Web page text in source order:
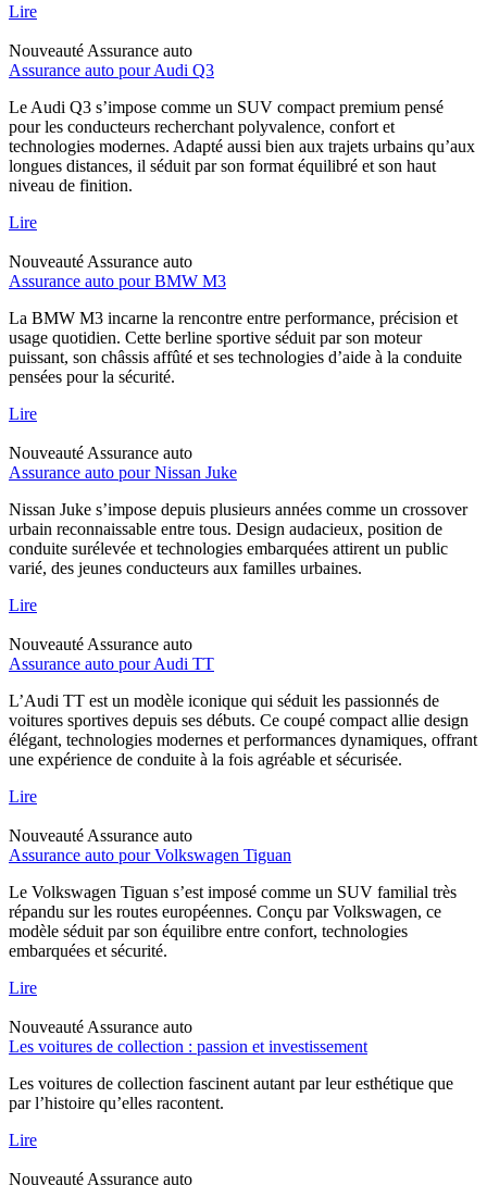
Lire
Nouveauté Assurance auto
Assurance auto pour Audi Q3
Le Audi Q3 s’impose comme un SUV compact premium pensé
pour les conducteurs recherchant polyvalence, confort et
technologies modernes. Adapté aussi bien aux trajets urbains qu’aux
longues distances, il séduit par son format équilibré et son haut
niveau de finition.
Lire
Nouveauté Assurance auto
Assurance auto pour BMW M3
La BMW M3 incarne la rencontre entre performance, précision et
usage quotidien. Cette berline sportive séduit par son moteur
puissant, son châssis affûté et ses technologies d’aide à la conduite
pensées pour la sécurité.
Lire
Nouveauté Assurance auto
Assurance auto pour Nissan Juke
Nissan Juke s’impose depuis plusieurs années comme un crossover
urbain reconnaissable entre tous. Design audacieux, position de
conduite surélevée et technologies embarquées attirent un public
varié, des jeunes conducteurs aux familles urbaines.
Lire
Nouveauté Assurance auto
Assurance auto pour Audi TT
L’Audi TT est un modèle iconique qui séduit les passionnés de
voitures sportives depuis ses débuts. Ce coupé compact allie design
élégant, technologies modernes et performances dynamiques, offrant
une expérience de conduite à la fois agréable et sécurisée.
Lire
Nouveauté Assurance auto
Assurance auto pour Volkswagen Tiguan
Le Volkswagen Tiguan s’est imposé comme un SUV familial très
répandu sur les routes européennes. Conçu par Volkswagen, ce
modèle séduit par son équilibre entre confort, technologies
embarquées et sécurité.
Lire
Nouveauté Assurance auto
Les voitures de collection : passion et investissement
Les voitures de collection fascinent autant par leur esthétique que
par l’histoire qu’elles racontent.
Lire
Nouveauté Assurance auto